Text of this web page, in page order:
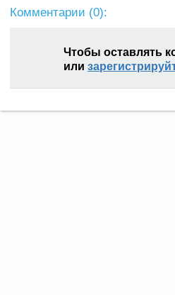
Комментарии (0):
Чтобы оставлять
или